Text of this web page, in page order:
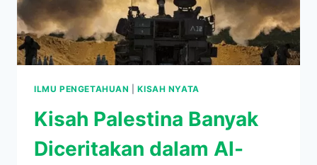
ILMU PENGETAHUAN |KISAH NYATA
Kisah Palestina Banyak
Diceritakan dalam Al-